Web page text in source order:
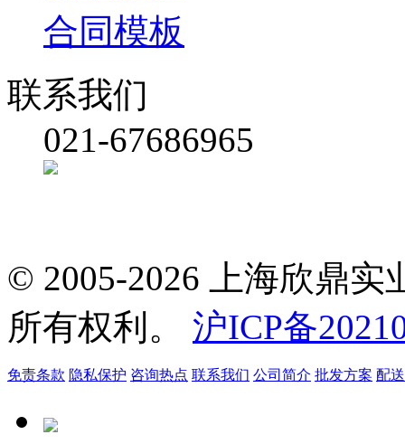
合同模板
联系我们
021-67686965
© 2005-2026 上海欣鼎
所有权利。 沪ICP备
免责条款 隐私保护 咨询热点 联系我们 公司简介 批发方案 配